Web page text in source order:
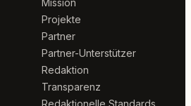
Mission
Projekte
Partner
Partner-Unterstützer
Redaktion
Transparenz
Redaktionelle Standards